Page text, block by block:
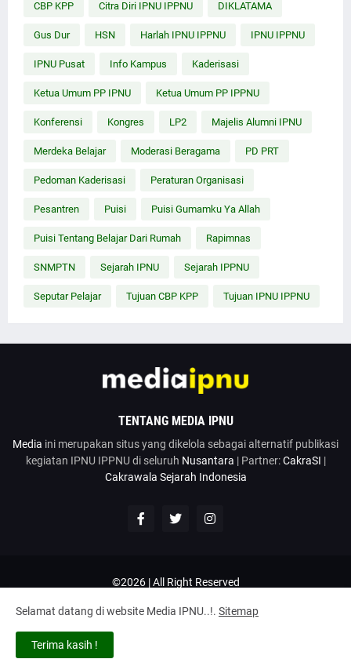
CBP KPP Citra Diri IPNU IPPNU DIKLATAMA
Gus Dur HSN Harlah IPNU IPPNU IPNU IPPNU
IPNU Pusat Info Kampus Kaderisasi
Ketua Umum PP IPNU Ketua Umum PP IPPNU
Konferensi Kongres LP2 Majelis Alumni IPNU
Merdeka Belajar Moderasi Beragama PD PRT
Pedoman Kaderisasi Peraturan Organisasi
Pesantren Puisi Puisi Gumamku Ya Allah
Puisi Tentang Belajar Dari Rumah Rapimnas
SNMPTN Sejarah IPNU Sejarah IPPNU
Seputar Pelajar Tujuan CBP KPP Tujuan IPNU IPPNU
TENTANG MEDIA IPNU
Media ini merupakan situs yang dikelola sebagai alternatif publikasi
kegiatan IPNU IPPNU di seluruh Nusantara | Partner:CakraSI |
Cakrawala Sejarah Indonesia
©2026 | All Right Reserved
Google News Penulis Hubungi Kami
Kirim Artikel
Selamat datang di website Media IPNU..!. Sitemap
Terima kasih !